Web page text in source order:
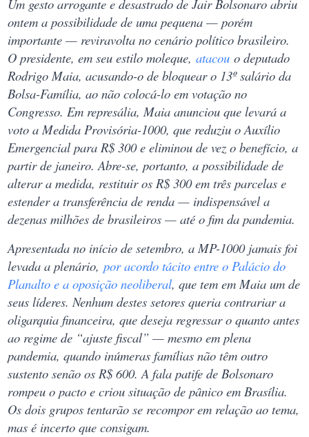
Um gesto arrogante e desastrado de Jair Bolsonaro abriu
ontem a possibilidade de uma pequena — porém
importante — reviravolta no cenário político brasileiro.
O presidente, em seu estilo moleque,atacou o deputado
Rodrigo Maia, acusando-o de bloquear o 13º salário da
Bolsa-Família, ao não colocá-lo em votação no
Congresso. Em represália, Maia anunciou que levará a
voto a Medida Provisória-1000, que reduziu o Auxílio
Emergencial para R$ 300 e eliminou de vez o benefício, a
partir de janeiro. Abre-se, portanto, a possibilidade de
alterar a medida, restituir os R$ 300 em três parcelas e
estender a transferência de renda — indispensável a
dezenas milhões de brasileiros — até o fim da pandemia.
Apresentada no início de setembro, a MP-1000 jamais foi
levada a plenário,por acordo tácito entre o Palácio do
Planalto e a oposição neoliberal, que tem em Maia um de
seus líderes. Nenhum destes setores queria contrariar a
oligarquia financeira, que deseja regressar o quanto antes
ao regime de “ajuste fiscal” — mesmo em plena
pandemia, quando inúmeras famílias não têm outro
sustento senão os R$ 600. A fala patife de Bolsonaro
rompeu o pacto e criou situação de pânico em Brasília.
Os dois grupos tentarão se recompor em relação ao tema,
mas é incerto que consigam.